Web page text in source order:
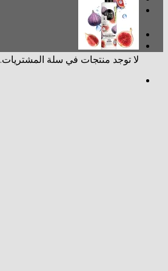
سلة المشتريات
لا توجد منتجات في سلة المشتريات.